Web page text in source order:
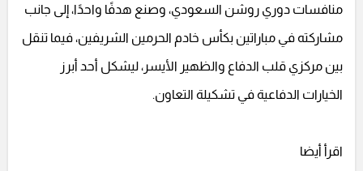
منافسات دوري روشن السعودي، وصنع هدفًا واحدًا، إلى جانب
مشاركته في مباراتين بكأس خادم الحرمين الشريفين، فيما تنقل
بين مركزي قلب الدفاع والظهير الأيسر، ليشكل أحد أبرز
الخيارات الدفاعية في تشكيلة التعاون.
اقرأ أيضا